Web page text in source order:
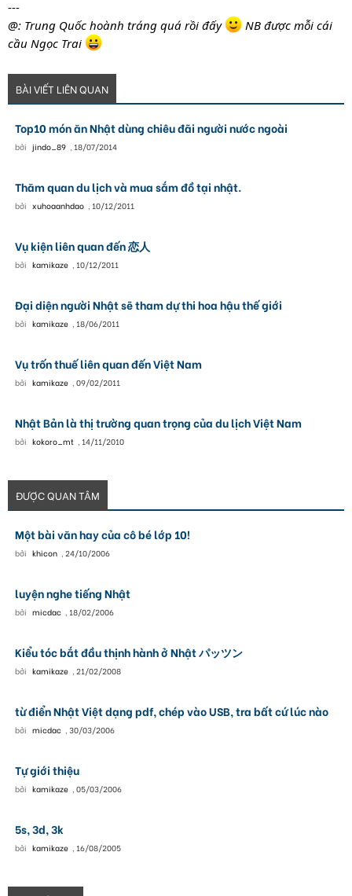
---
@: Trung Quốc hoành tráng quá rồi đấy
NB được mỗi cái
cầu Ngọc Trai
BÀI VIẾT LIÊN QUAN
Top10 món ăn Nhật dùng chiêu đãi người nước ngoài
bởi jindo_89 , 18/07/2014
Thăm quan du lịch và mua sắm đồ tại nhật.
bởi xuhoaanhdao , 10/12/2011
Vụ kiện liên quan đến 恋人
bởi kamikaze , 10/12/2011
Đại diện người Nhật sẽ tham dự thi hoa hậu thế giới
bởi kamikaze , 18/06/2011
Vụ trốn thuế liên quan đến Việt Nam
bởi kamikaze , 09/02/2011
Nhật Bản là thị trường quan trọng của du lịch Việt Nam
bởi kokoro_mt , 14/11/2010
ĐƯỢC QUAN TÂM
Một bài văn hay của cô bé lớp 10!
bởi khicon , 24/10/2006
luyện nghe tiếng Nhật
bởi micdac , 18/02/2006
Kiểu tóc bắt đầu thịnh hành ở Nhật パッツン
bởi kamikaze , 21/02/2008
từ điển Nhật Việt dạng pdf, chép vào USB, tra bất cứ lúc nào
bởi micdac , 30/03/2006
Tự giới thiệu
bởi kamikaze , 05/03/2006
5s, 3d, 3k
bởi kamikaze , 16/08/2005